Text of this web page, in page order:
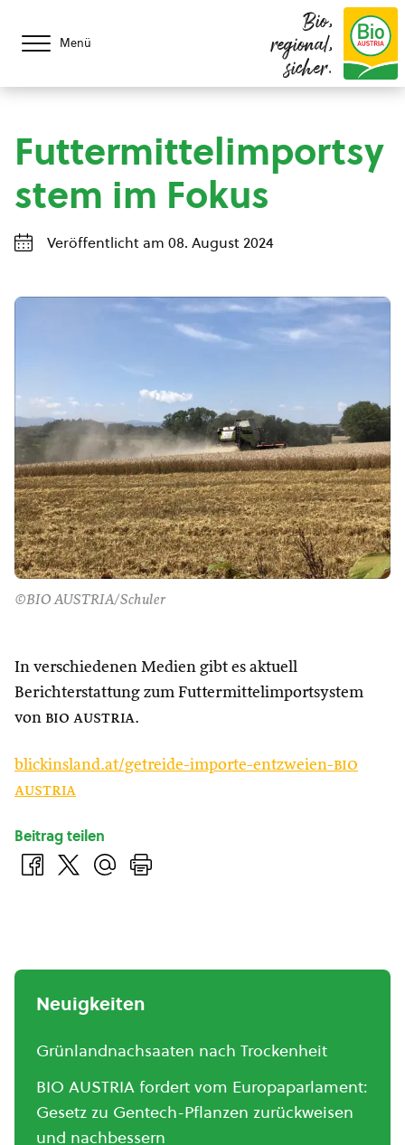
Menü
Bio,
regional,
sicher.
Futtermittelimportsy
stem im Fokus
Veröffentlicht am 08. August 2024
©BIO AUSTRIA/Schuler
In verschiedenen Medien gibt es aktuell
Berichterstattung zum Futtermittelimportsystem
von bio austria.
blickinsland.at/getreide-importe-entzweien-bio
austria
Beitrag teilen
Neuigkeiten
Grünlandnachsaaten nach Trockenheit
BIO AUSTRIA fordert vom Europaparlament:
Gesetz zu Gentech-Pflanzen zurückweisen
und nachbessern